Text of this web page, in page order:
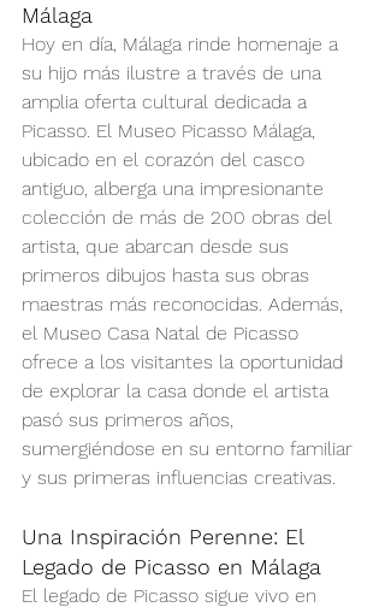
Málaga
Hoy en día, Málaga rinde homenaje a
su hijo más ilustre a través de una
amplia oferta cultural dedicada a
Picasso. El Museo Picasso Málaga,
ubicado en el corazón del casco
antiguo, alberga una impresionante
colección de más de 200 obras del
artista, que abarcan desde sus
primeros dibujos hasta sus obras
maestras más reconocidas. Además,
el Museo Casa Natal de Picasso
ofrece a los visitantes la oportunidad
de explorar la casa donde el artista
pasó sus primeros años,
sumergiéndose en su entorno familiar
y sus primeras influencias creativas.
Una Inspiración Perenne: El
Legado de Picasso en Málaga
El legado de Picasso sigue vivo en